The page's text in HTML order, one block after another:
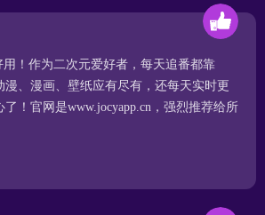
用！作为二次元爱好者，每天追番都靠
漫、漫画、壁纸应有尽有，还每天实时更
！官网是www.jocyapp.cn，强烈推荐给所